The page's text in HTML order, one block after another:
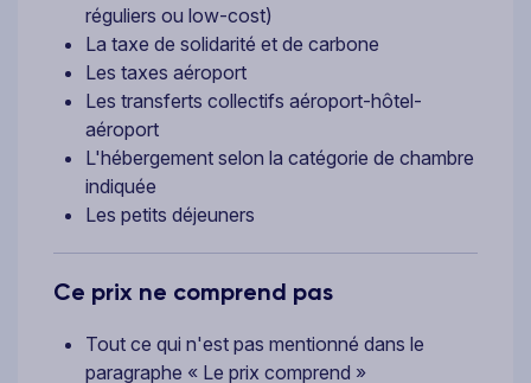
réguliers ou low-cost)
La taxe de solidarité et de carbone
Les taxes aéroport
Les transferts collectifs aéroport-hôtel-
aéroport
L'hébergement selon la catégorie de chambre
indiquée
Les petits déjeuners
Ce prix ne comprend pas
Tout ce qui n'est pas mentionné dans le
paragraphe « Le prix comprend »